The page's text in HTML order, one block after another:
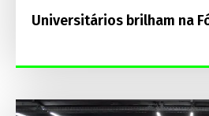
Universitários brilham na